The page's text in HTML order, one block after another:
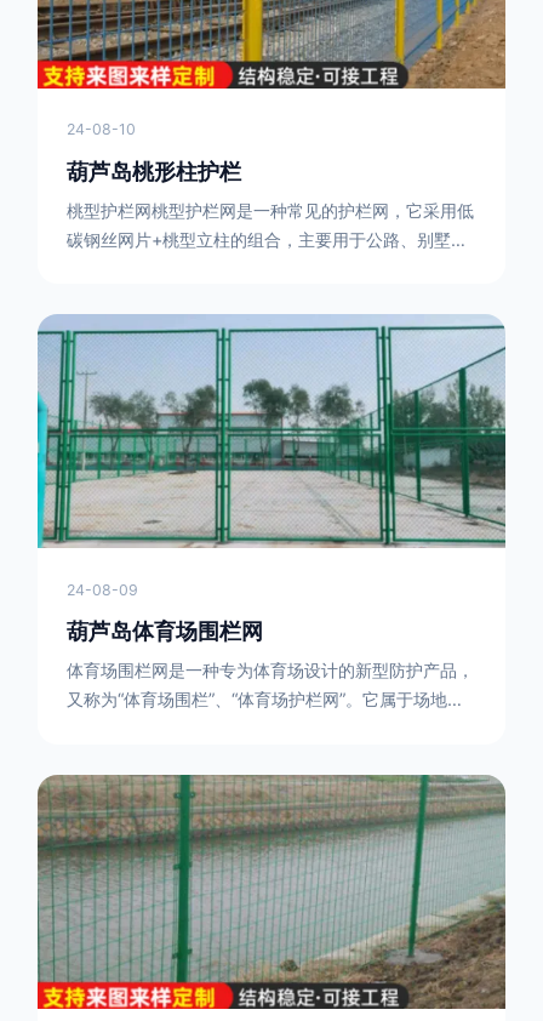
24-08-10
葫芦岛桃形柱护栏
桃型护栏网桃型护栏网是一种常见的护栏网，它采用低
碳钢丝网片+桃型立柱的组合，主要用于公路、别墅小
型，安装方便。桃型护栏网的安装方法如下：先固定
17631598285根色谱柱，然后将网格钩在此色谱柱
上，然后将第二根色谱柱钩在网格上，然后将其拧紧，
然后类推，一套一套的安装即可。该安装牢固美观，不
会损坏油漆表面 。桃型护栏网使
24-08-09
葫芦岛体育场围栏网
体育场围栏网是一种专为体育场设计的新型防护产品，
又称为“体育场围栏”、“体育场护栏网”。它属于场地围
整。体育场围栏网的材质有很多种，如钢丝绳网、聚酯
纤维网、玻璃纤维网等。不同材质的体育场围栏网具有
不同的特点和优缺点。例如，钢丝绳网具有强度高、耐
腐蚀、耐磨损等特点；聚酯纤维网则具有柔韧性好、透
气性好等特点。体育场围栏网是一种